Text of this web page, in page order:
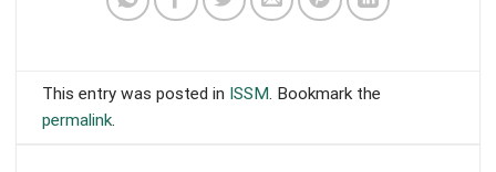
This entry was posted in ISSM. Bookmark the
permalink.